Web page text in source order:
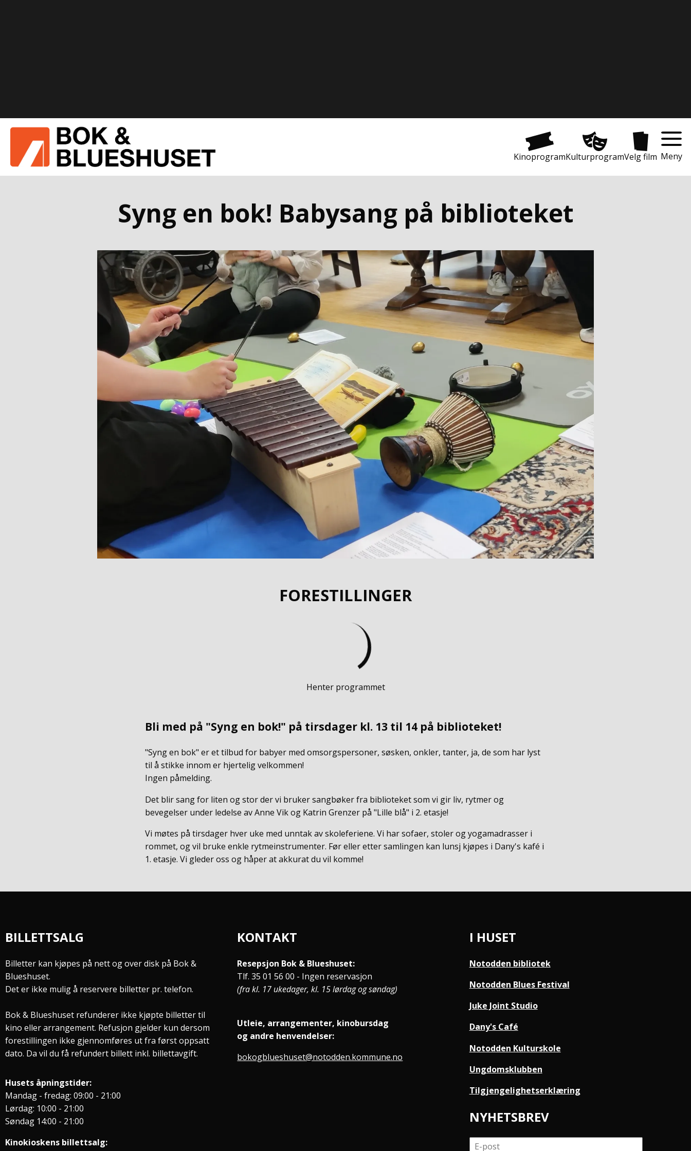
KinoprogramKulturprogramVelg film Meny
Syng en bok! Babysang på biblioteket
FORESTILLINGER
Henter programmet
Bli med på "Syng en bok!" på tirsdager kl. 13 til 14 på biblioteket!
"Syng en bok" er et tilbud for babyer med omsorgspersoner, søsken, onkler, tanter, ja, de som har lyst
til å stikke innom er hjertelig velkommen!
Ingen påmelding.
Det blir sang for liten og stor der vi bruker sangbøker fra biblioteket som vi gir liv, rytmer og
bevegelser under ledelse av Anne Vik og Katrin Grenzer på "Lille blå" i 2. etasje!
Vi møtes på tirsdager hver uke med unntak av skoleferiene. Vi har sofaer, stoler og yogamadrasser i
rommet, og vil bruke enkle rytmeinstrumenter. Før eller etter samlingen kan lunsj kjøpes i Dany's kafé i
1. etasje. Vi gleder oss og håper at akkurat du vil komme!
BILLETTSALG
Billetter kan kjøpes på nett og over disk på Bok &
Blueshuset.
Det er ikke mulig å reservere billetter pr. telefon.
Bok & Blueshuset refunderer ikke kjøpte billetter til
kino eller arrangement. Refusjon gjelder kun dersom
forestillingen ikke gjennomføres ut fra først oppsatt
dato. Da vil du få refundert billett inkl. billettavgift.
Husets åpningstider:
Mandag - fredag: 09:00 - 21:00
Lørdag: 10:00 - 21:00
Søndag 14:00 - 21:00
Kinokioskens billettsalg:
KONTAKT
Resepsjon Bok & Blueshuset:
Tlf. 35 01 56 00 - Ingen reservasjon
(fra kl. 17 ukedager, kl. 15 lørdag og søndag)
Utleie, arrangementer, kinobursdag
og andre henvendelser:
bokogblueshuset@notodden.kommune.no
I HUSET
Notodden bibliotek
Notodden Blues Festival
Juke Joint Studio
Dany's Café
Notodden Kulturskole
Ungdomsklubben
Tilgjengelighetserklæring
NYHETSBREV